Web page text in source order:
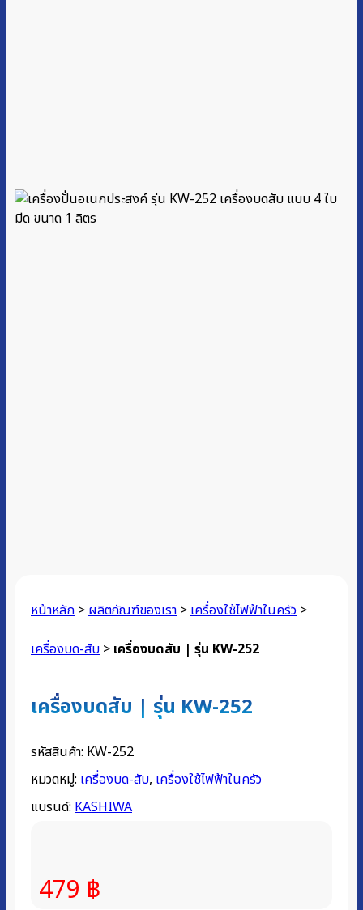
หน้าหลัก >ผลิตภัณฑ์ของเรา >เครื่องใช้ไฟฟ้าในครัว >
เครื่องบด-สับ > เครื่องบดสับ | รุ่น KW-252
เครื่องบดสับ | รุ่น KW-252
รหัสสินค้า: KW-252
หมวดหมู่: เครื่องบด-สับ, เครื่องใช้ไฟฟ้าในครัว
แบรนด์: KASHIWA
479 ฿